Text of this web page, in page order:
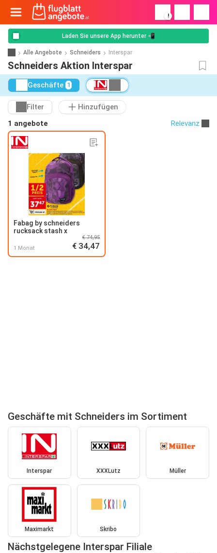
!
Laden Sie unsere App herunter 📲
Alle Angebote Schneiders Interspar
Schneiders Aktion Interspar
Geschäfte 1
Filter
Hinzufügen
1 angebote
Relevanz
Fabag by schneiders
rucksack stash x
1 Monat
€ 74,95
€ 34,47
Geschäfte mit Schneiders im Sortiment
Interspar XXXLutz Müller
Maximarkt Skribo
Nächstgelegene Interspar Filiale